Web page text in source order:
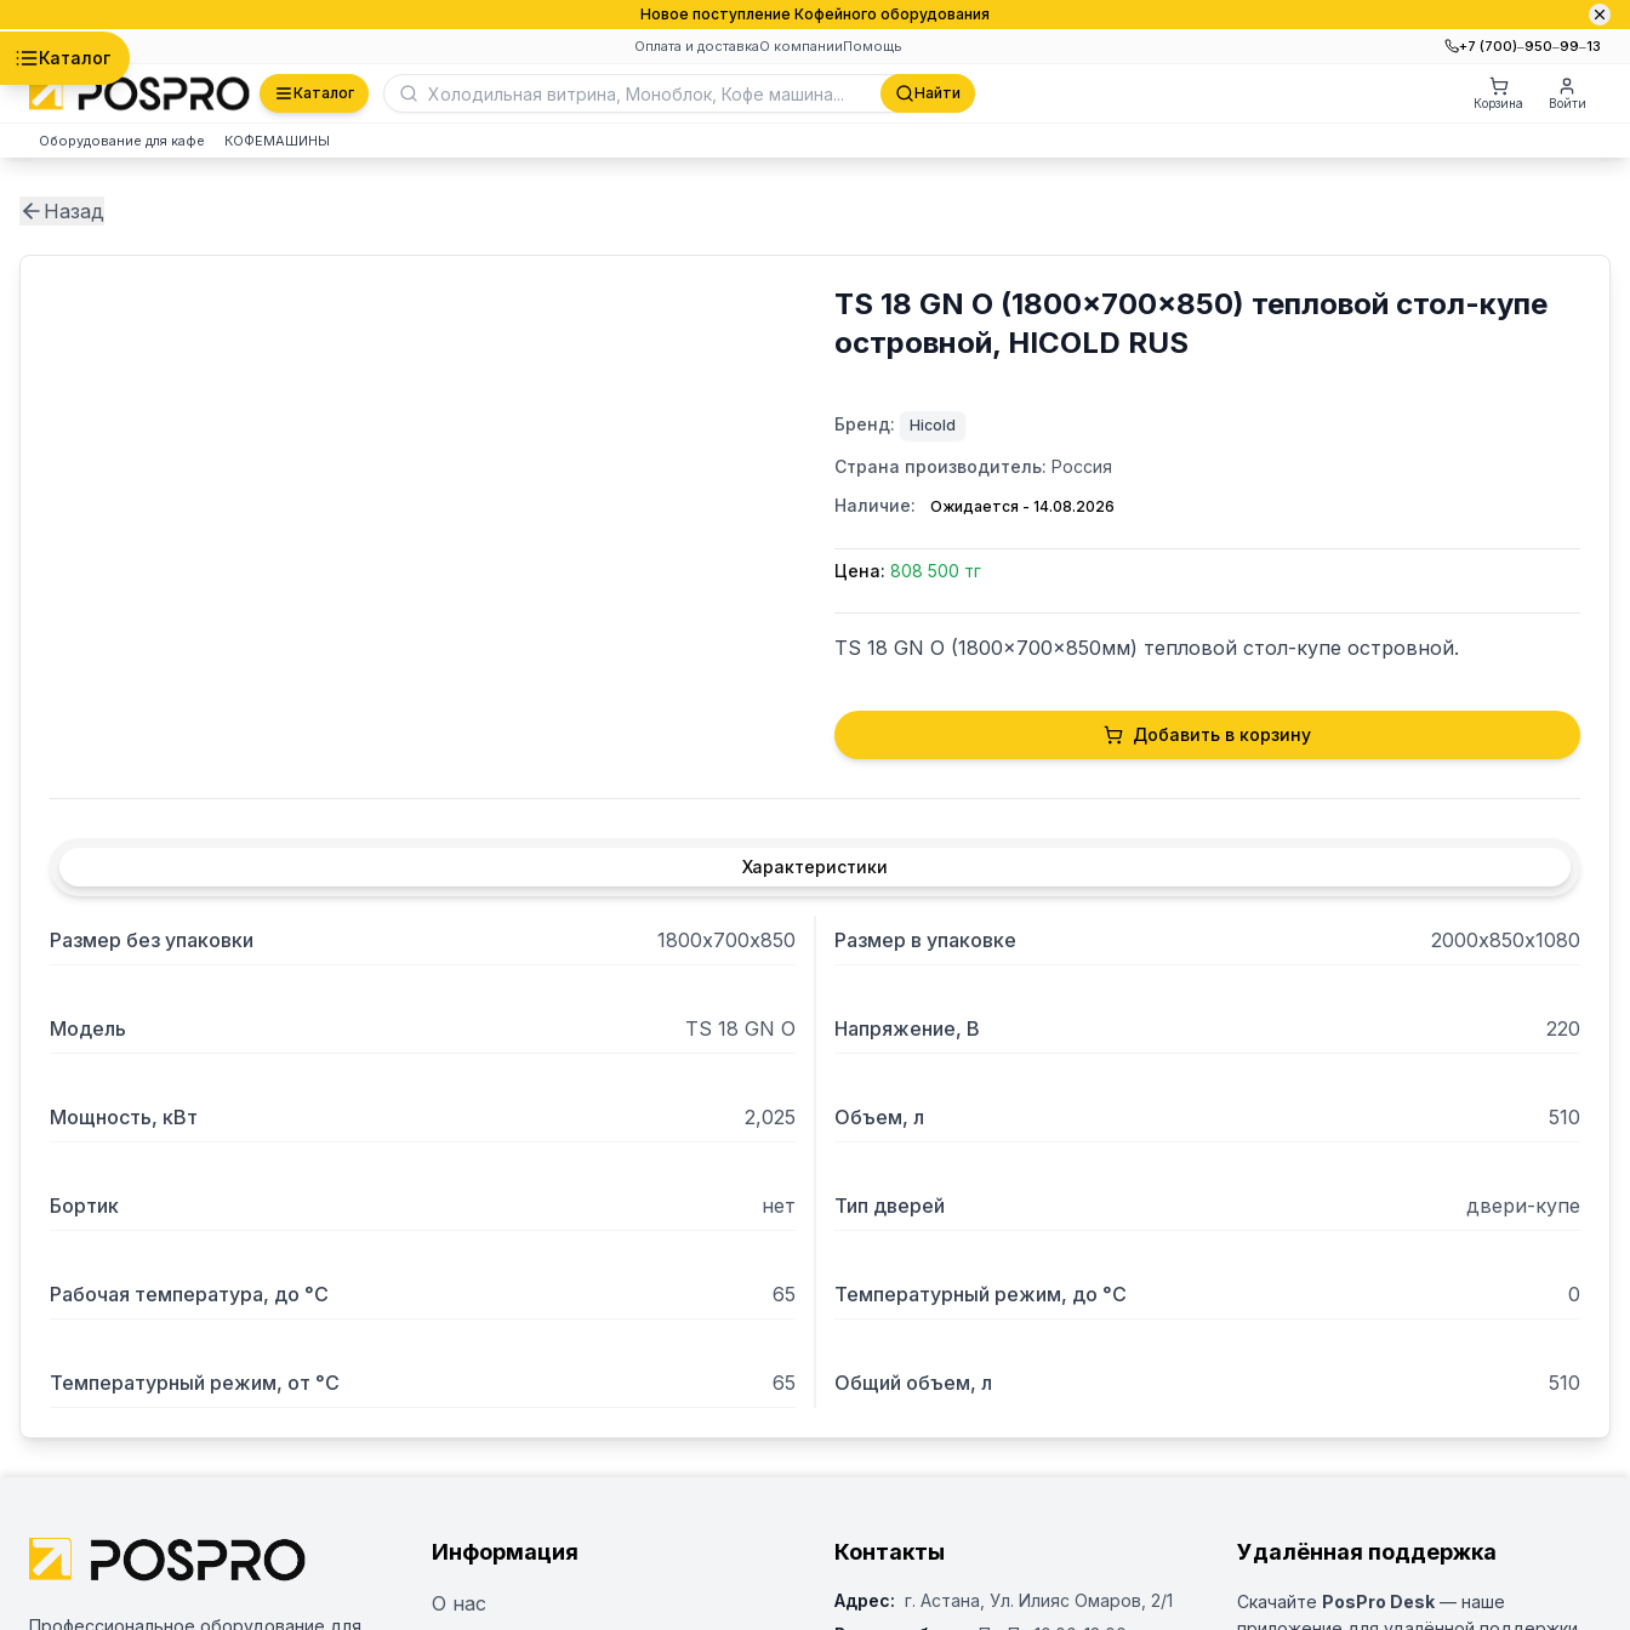
Новое поступление Кофейного оборудования
Оплата и доставкаО компанииПомощь +7 (700)‒950‒99‒13
Каталог
Каталог Найти
Корзина Войти
Оборудование для кафе КОФЕМАШИНЫ
Назад
TS 18 GN O (1800x700x850) тепловой стол-купе
островной, HICOLD RUS
Бренд: Hicold
Страна производитель: Россия
Наличие:
Ожидается - 14.08.2026
Цена: 808 500 тг
TS 18 GN O (1800x700x850мм) тепловой стол-купе островной.
Добавить в корзину
Характеристики
Размер без упаковки 1800х700х850 Размер в упаковке 2000х850х1080
Модель TS 18 GN O Напряжение, В 220
Мощность, кВт 2,025 Объем, л 510
Бортик нет Тип дверей двери-купе
Рабочая температура, до °С 65 Температурный режим, до °С 0
Температурный режим, от °С 65 Общий объем, л 510
Профессиональное оборудование для
Информация
О нас
Контакты
Адрес: г. Астана, ​Ул. Илияс Омаров, 2/1
Удалённая поддержка
Скачайте PosPro Desk — наше